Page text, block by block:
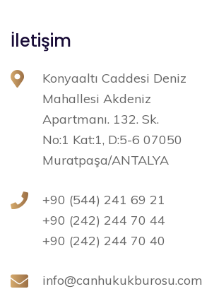
İletişim
Konyaaltı Caddesi Deniz
Mahallesi Akdeniz
Apartmanı. 132. Sk.
No:1 Kat:1, D:5-6 07050
Muratpaşa/ANTALYA
+90 (544) 241 69 21
+90 (242) 244 70 44
+90 (242) 244 70 40
info@canhukukburosu.com